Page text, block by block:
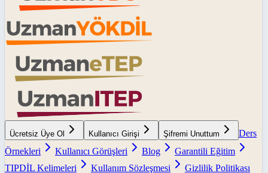
Ücretsiz Üye Ol Kullanıcı Girişi Şifremi Unuttum
Ders
Örnekleri
Kullanıcı Görüşleri Blog
Garantili Eğitim
TIPDİL Kelimeleri
Kullanım Sözleşmesi
Gizlilik Politikası